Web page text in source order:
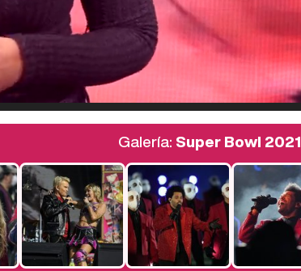
Galería: Super Bowl 2021